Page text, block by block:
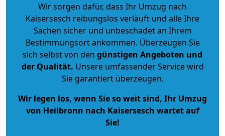
Wir sorgen dafür, dass Ihr Umzug nach
Kaisersesch reibungslos verläuft und alle Ihre
Sachen sicher und unbeschadet an Ihrem
Bestimmungsort ankommen. Überzeugen Sie
sich selbst von den günstigen Angeboten und
der Qualität. Unsere umfassender Service wird
Sie garantiert überzeugen.
Wir legen los, wenn Sie so weit sind, Ihr Umzug
von Heilbronn nach Kaisersesch wartet auf
Sie!